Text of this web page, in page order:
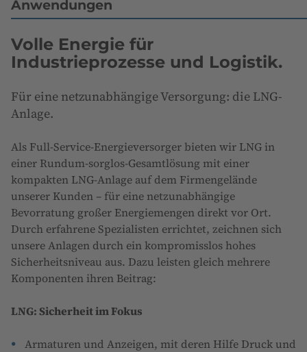
Anwendungen
Volle Energie für
Industrieprozesse und Logistik.
Für eine netzunabhängige Versorgung: die LNG-
Anlage.
Als Full-Service-Energieversorger bieten wir LNG in
einer Rundum-sorglos-Gesamtlösung mit einer
kompakten LNG-Anlage auf dem Firmengelände
unserer Kunden – für eine netzunabhängige
Bevorratung großer Energiemengen direkt vor Ort.
Durch erfahrene Spezialisten errichtet, zeichnen sich
unsere Anlagen durch ein kompromisslos hohes
Sicherheitsniveau aus. Dazu leisten gleich mehrere
Komponenten ihren Beitrag:
LNG: Sicherheit im Fokus
Armaturen und Anzeigen, mit deren Hilfe Druck und